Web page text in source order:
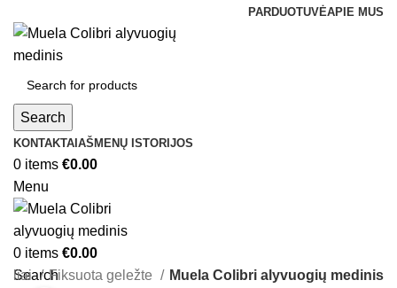
PARDUOTUVĖAPIE MUS
Search
KONTAKTAI AŠMENŲ ISTORIJOS
0 items €0.00
Menu
0 items €0.00
SearchFiksuota geležte Muela Colibri alyvuogių medinis